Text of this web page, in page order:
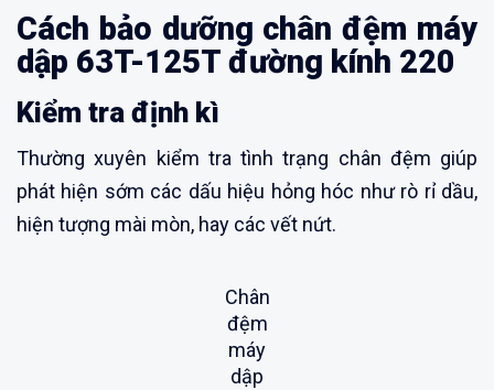
Cách bảo dưỡng chân đệm máy
dập 63T-125T đường kính 220
Kiểm tra định kì
Thường xuyên kiểm tra tình trạng chân đệm giúp
phát hiện sớm các dấu hiệu hỏng hóc như rò rỉ dầu,
hiện tượng mài mòn, hay các vết nứt.
Chân
đệm
máy
dập